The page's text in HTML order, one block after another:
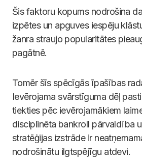
Šis faktoru kopums nodrošina
izpētes un apguves iespēju
žanra straujo popularitātes
pagātnē.
Tomēr šīs spēcīgās īpašības
Ievērojama svārstīguma dēļ
tiekties pēc ievērojamākiem
disciplinēta bankroll pārvaldība
stratēģijas izstrāde ir
nodrošinātu ilgtspējīgu atdevi.